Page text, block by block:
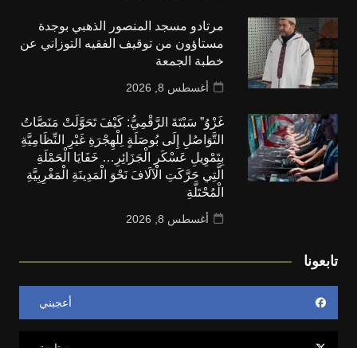
مرتادو مسجد المنصور الذهبي بوجدة
مستاؤون من توقيف الفقيه التوزاني عن
خطبة الجمعة
أغسطس 8, 2026
غَزْوُ” سَبْتَةَ الرَّقْمِيُّ: كَيْفَ تَحَوَّلَتْ مَنَصَّاتُ
التَّوَاصُلِ إِلَى بُوصَلَةٍ لِلْهِجْرَةِ غَيْرِ النِّظَامِيَّةِ
بِتَمْوِيلِ عَسْكَرِ الْجَزَائِرِ… خَفَايَا الْحَمْلَةِ
الَّتِي حَرَّكَتِ الْآلَافَ نَحْوَ الْمَدِينَةِ الْمَغْرِبِيَّةِ
الْمُحْتَلَّةِ
أغسطس 8, 2026
تابعونا
أعجبني